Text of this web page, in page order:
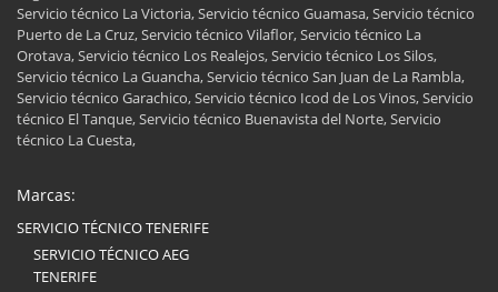
Servicio técnico La Victoria, Servicio técnico Guamasa, Servicio técnico
Puerto de La Cruz, Servicio técnico Vilaflor, Servicio técnico La
Orotava, Servicio técnico Los Realejos, Servicio técnico Los Silos,
Servicio técnico La Guancha, Servicio técnico San Juan de La Rambla,
Servicio técnico Garachico, Servicio técnico Icod de Los Vinos, Servicio
técnico El Tanque, Servicio técnico Buenavista del Norte, Servicio
técnico La Cuesta,
Marcas:
SERVICIO TÉCNICO TENERIFE
SERVICIO TÉCNICO AEG
TENERIFE